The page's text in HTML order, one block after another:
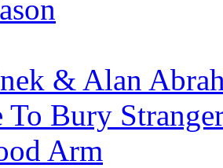
& Alan
To Bury
Arm